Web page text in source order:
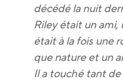
décédé la nuit
Riley était un ami,
était à la fois une
que nature et un
Il a touché tant